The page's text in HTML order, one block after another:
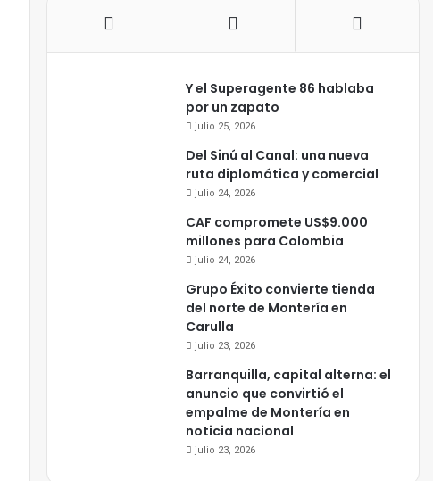
Y el Superagente 86 hablaba
por un zapato
julio 25, 2026
Del Sinú al Canal: una nueva
ruta diplomática y comercial
julio 24, 2026
CAF compromete US$9.000
millones para Colombia
julio 24, 2026
Grupo Éxito convierte tienda
del norte de Montería en
Carulla
julio 23, 2026
Barranquilla, capital alterna: el
anuncio que convirtió el
empalme de Montería en
noticia nacional
julio 23, 2026